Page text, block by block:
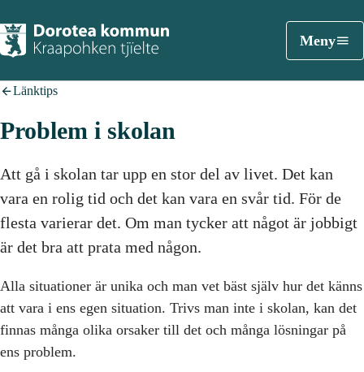
Meny
Länktips
Problem i skolan
Att gå i skolan tar upp en stor del av livet. Det kan
vara en rolig tid och det kan vara en svår tid. För de
flesta varierar det. Om man tycker att något är jobbigt
är det bra att prata med någon.
Alla situationer är unika och man vet bäst själv hur det känns
att vara i ens egen situation. Trivs man inte i skolan, kan det
finnas många olika orsaker till det och många lösningar på
ens problem.